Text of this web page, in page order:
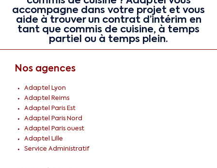
accompagne dans votre projet et vous
aide à trouver un contrat d’intérim en
tant que commis de cuisine, à temps
partiel ou à temps plein.
Nos agences
Adaptel Lyon
Adaptel Reims
Adaptel Paris Est
Adaptel Paris Nord
Adaptel Paris ouest
Adaptel Lille
Service Administratif